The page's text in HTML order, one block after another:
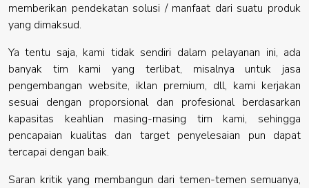
memberikan pendekatan solusi / manfaat dari suatu produk
yang dimaksud.
Ya tentu saja, kami tidak sendiri dalam pelayanan ini, ada
banyak tim kami yang terlibat, misalnya untuk jasa
pengembangan website, iklan premium, dll, kami kerjakan
sesuai dengan proporsional dan profesional berdasarkan
kapasitas keahlian masing-masing tim kami, sehingga
pencapaian kualitas dan target penyelesaian pun dapat
tercapai dengan baik.
Saran kritik yang membangun dari temen-temen semuanya,